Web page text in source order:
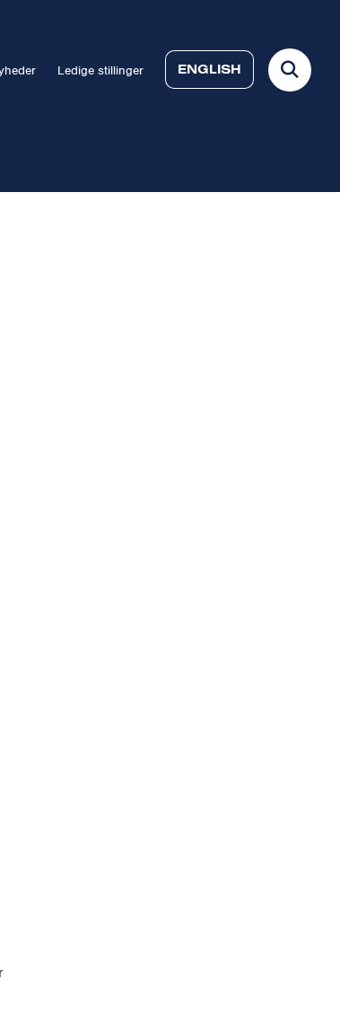
Ledige stillinger ENGLISH